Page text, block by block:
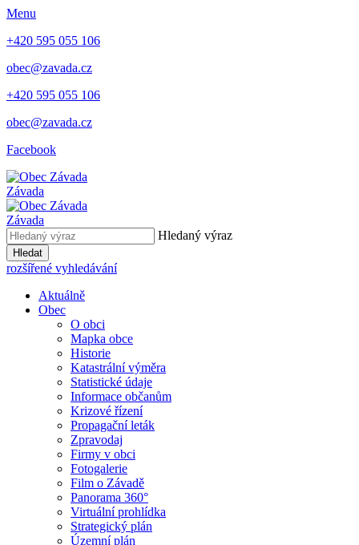
Menu
+420 595 055 106
obec@zavada.cz
+420 595 055 106
obec@zavada.cz
Facebook
Závada
Závada
Hledaný výraz
Hledat
rozšířené vyhledávání
Aktuálně
Obec
O obci
Mapka obce
Historie
Katastrální výměra
Statistické údaje
Informace občanům
Krizové řízení
Propagační leták
Zpravodaj
Firmy v obci
Fotogalerie
Film o Závadě
Panorama 360°
Virtuální prohlídka
Strategický plán
Územní plán